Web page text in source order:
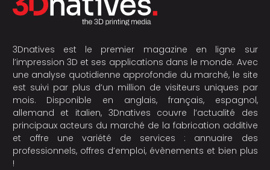
3Dnatives est le premier magazine en ligne sur
l’impression 3D et ses applications dans le monde. Avec
une analyse quotidienne approfondie du marché, le site
est suivi par plus d’un million de visiteurs uniques par
mois. Disponible en anglais, français, espagnol,
allemand et italien, 3Dnatives couvre l’actualité des
principaux acteurs du marché de la fabrication additive
et offre une variété de services : annuaire des
professionnels, offres d’emploi, évènements et bien plus
!